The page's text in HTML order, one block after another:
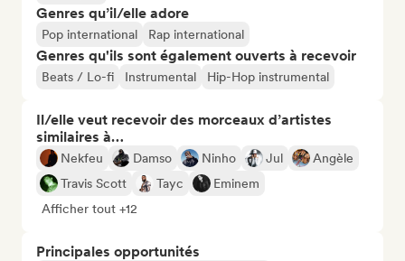
Genres qu’il/elle adore
Pop international Rap international
Genres qu'ils sont également ouverts à recevoir
Beats / Lo-fi Instrumental Hip-Hop instrumental
Il/elle veut recevoir des morceaux d’artistes
similaires à…
Nekfeu Damso Ninho Jul
Angèle
Travis Scott
Tayc
Eminem
Afficher tout +12
Principales opportunités